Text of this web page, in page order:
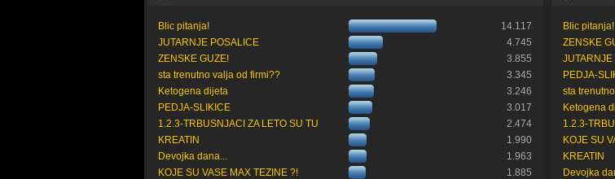
Blic pitanja!
14.117
JUTARNJE POSALICE
4.745
ZENSKE GUZE!
3.855
sta trenutno valja od firmi??
3.345
Ketogena dijeta
3.246
PEDJA-SLIKICE
3.017
1.2.3-TRBUSNJACI ZA LETO SU TU
2.474
KREATIN
1.990
Devojka dana...
1.963
KOJE SU VASE MAX TEZINE ?!
1.885
Blic pitanja!
ZENSKE
PEDJA-
sta
Ketogena
1.2.3-
KOJE SU
KREATIN
Devojka